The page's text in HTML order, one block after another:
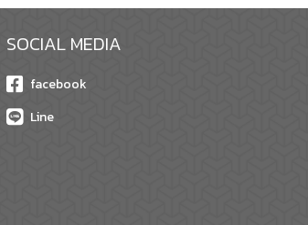
SOCIAL MEDIA
facebook
Line